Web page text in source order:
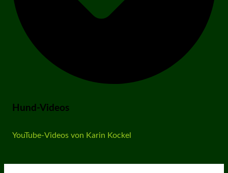
Hund-Videos
YouTube-Videos von Karin Kockel